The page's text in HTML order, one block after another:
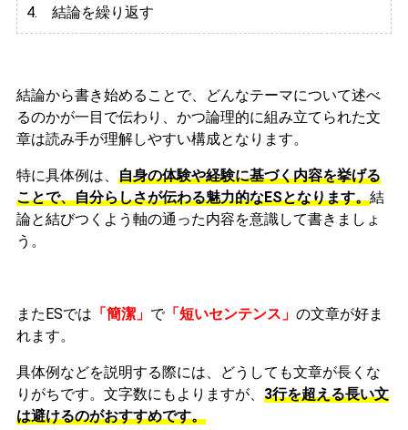
4. 結論を繰り返す
結論から書き始めることで、どんなテーマについて述べ
るのかが一目で伝わり、かつ論理的に組み立てられた文
章は読み手が理解しやすい構成となります。
特に具体例は、 自身の体験や経験に基づく内容を挙げる
ことで、自分らしさが伝わる魅力的なESとなります。結
論と結びつくよう軸の通った内容を意識して書きましょ
う。
またESでは 「簡潔」 で「短いセンテンス」 の文章が好ま
れます。
具体例などを説明する際には、どうしても文章が長くな
りがちです。文字数にもよりますが、 3行を超える長い文
は避けるのがおすすめです。